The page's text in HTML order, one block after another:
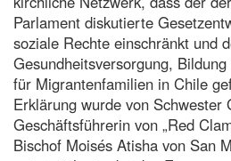
Parlament diskutierte
soziale Rechte einschränkt und
Gesundheitsversorgung,
für Migrantenfamilien in Chile
Erklärung wurde von Schwester
Geschäftsführerin von „Red
Bischof Moisés Atisha von San